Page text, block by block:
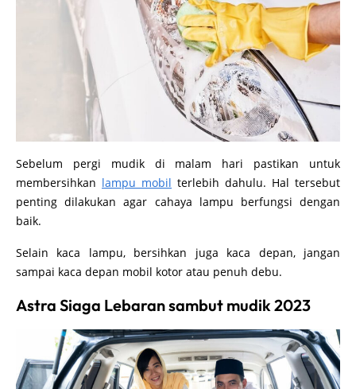
Sebelum pergi mudik di malam hari pastikan untuk
membersihkan lampu mobil terlebih dahulu. Hal tersebut
penting dilakukan agar cahaya lampu berfungsi dengan
baik.
Selain kaca lampu, bersihkan juga kaca depan, jangan
sampai kaca depan mobil kotor atau penuh debu.
Astra Siaga Lebaran sambut mudik 2023